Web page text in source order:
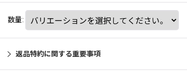
数量:
返品特約に関する重要事項